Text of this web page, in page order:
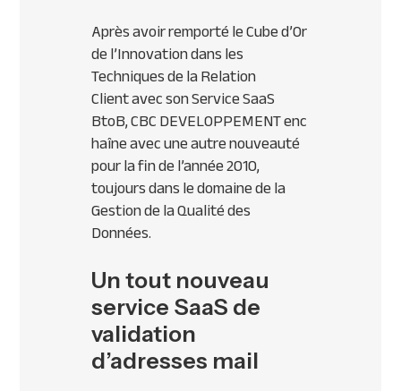
Après avoir remporté leCube d’Or
de l’Innovation dans les
Techniques de la Relation
Clientavec son Service SaaS
BtoB,CBCDEVELOPPEMENTenc
haîne avec une autre nouveauté
pour la fin de l’année 2010,
toujours dans le domaine de la
Gestion de la Qualité des
Données.
Un tout nouveau
service SaaS de
validation
d’adresses mail